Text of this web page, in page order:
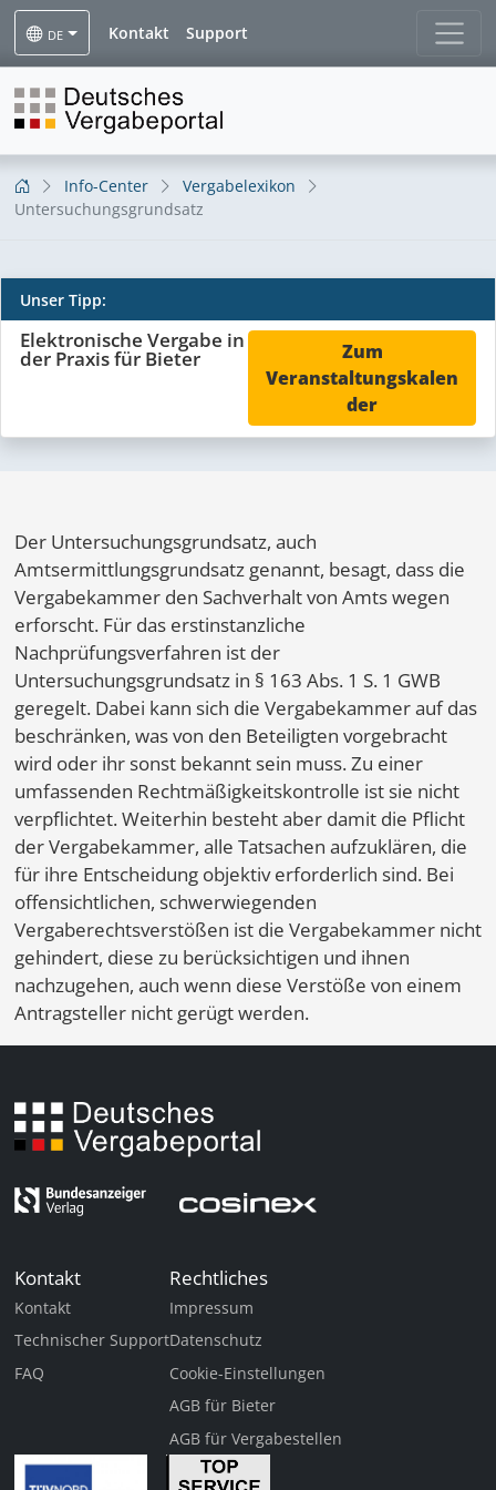
DE Kontakt Support
Info-Center
Vergabelexikon
Untersuchungsgrundsatz
Untersuchungsgrundsatz
Unser Tipp:
Elektronische Vergabe in
der Praxis für Bieter
Zum
Veranstaltungskalen
der
Der Untersuchungsgrundsatz, auch
Amtsermittlungsgrundsatz genannt, besagt, dass die
Vergabekammer den Sachverhalt von Amts wegen
erforscht. Für das erstinstanzliche
Nachprüfungsverfahren ist der
Untersuchungsgrundsatz in § 163 Abs. 1 S. 1 GWB
geregelt. Dabei kann sich die Vergabekammer auf das
beschränken, was von den Beteiligten vorgebracht
wird oder ihr sonst bekannt sein muss. Zu einer
umfassenden Rechtmäßigkeitskontrolle ist sie nicht
verpflichtet. Weiterhin besteht aber damit die Pflicht
der Vergabekammer, alle Tatsachen aufzuklären, die
für ihre Entscheidung objektiv erforderlich sind. Bei
offensichtlichen, schwerwiegenden
Vergaberechtsverstößen ist die Vergabekammer nicht
gehindert, diese zu berücksichtigen und ihnen
nachzugehen, auch wenn diese Verstöße von einem
Antragsteller nicht gerügt werden.
Kontakt
Kontakt
Technischer Support
FAQ
Rechtliches
Impressum
Datenschutz
Cookie-Einstellungen
AGB für Bieter
AGB für Vergabestellen